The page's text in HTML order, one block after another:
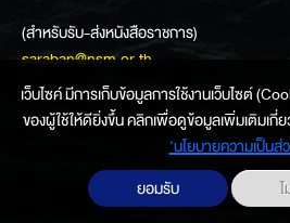
(สำหรับรับ-ส่งหนังสือราชการ)
saraban@nsm.or.th
เว็บไซค์ มีการเก็บข้อมูลการใช้งานเว็บไซต์
ของผู้ใช้ให้ดียิ่งขึ้น คลิกเพื่อดูข้อมูลเพิ่มเติมเกี่
‘นโยบายความเป็น
ยอมรับ